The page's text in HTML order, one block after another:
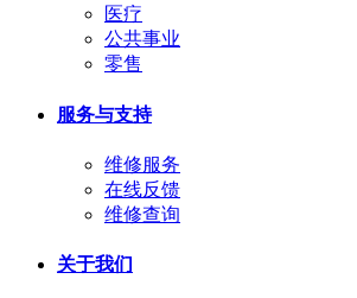
医疗
公共事业
零售
服务与支持
维修服务
在线反馈
维修查询
关于我们